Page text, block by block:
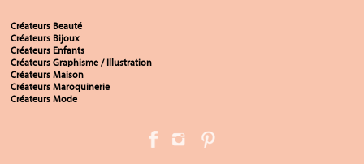
Créateurs Beauté
Créateurs Bijoux
Créateurs Enfants
Créateurs Graphisme / Illustration
Créateurs Maison
Créateurs Maroquinerie
Créateurs Mode